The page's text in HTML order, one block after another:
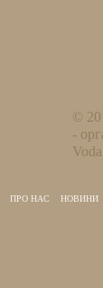
©
-
ПРО НАС НОВИНИ